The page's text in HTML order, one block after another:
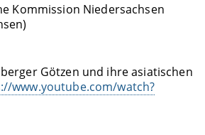
Kommission Niedersachsen
Götzen und ihre asiatischen
www.youtube.com/watch?